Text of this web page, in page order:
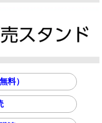
料）